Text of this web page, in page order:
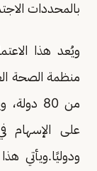
بالمحددات
ويُعد هذا
من 80
على الإسهام
ودوليًا.ويأتي